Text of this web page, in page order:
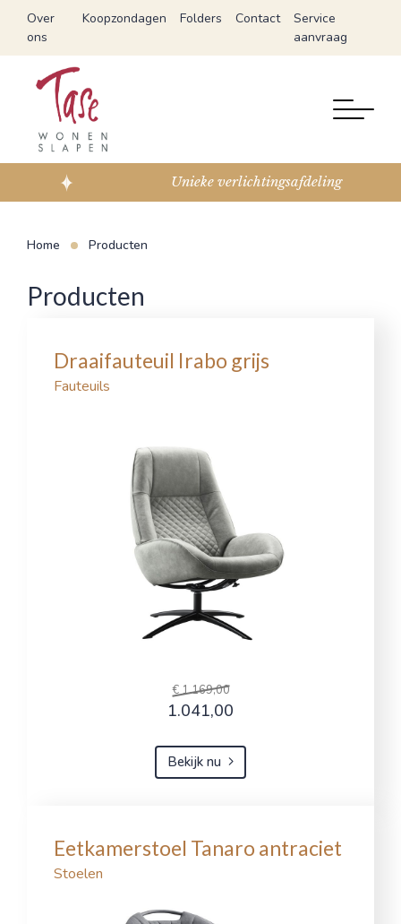
Over
ons
Koopzondagen Folders Contact
Service
aanvraag
Unieke verlichtingsafdeling
Home Producten
Producten
Draaifauteuil Irabo grijs
Fauteuils
€ 1.169,00
1.041,00
Bekijk nu
Eetkamerstoel Tanaro antraciet
Stoelen